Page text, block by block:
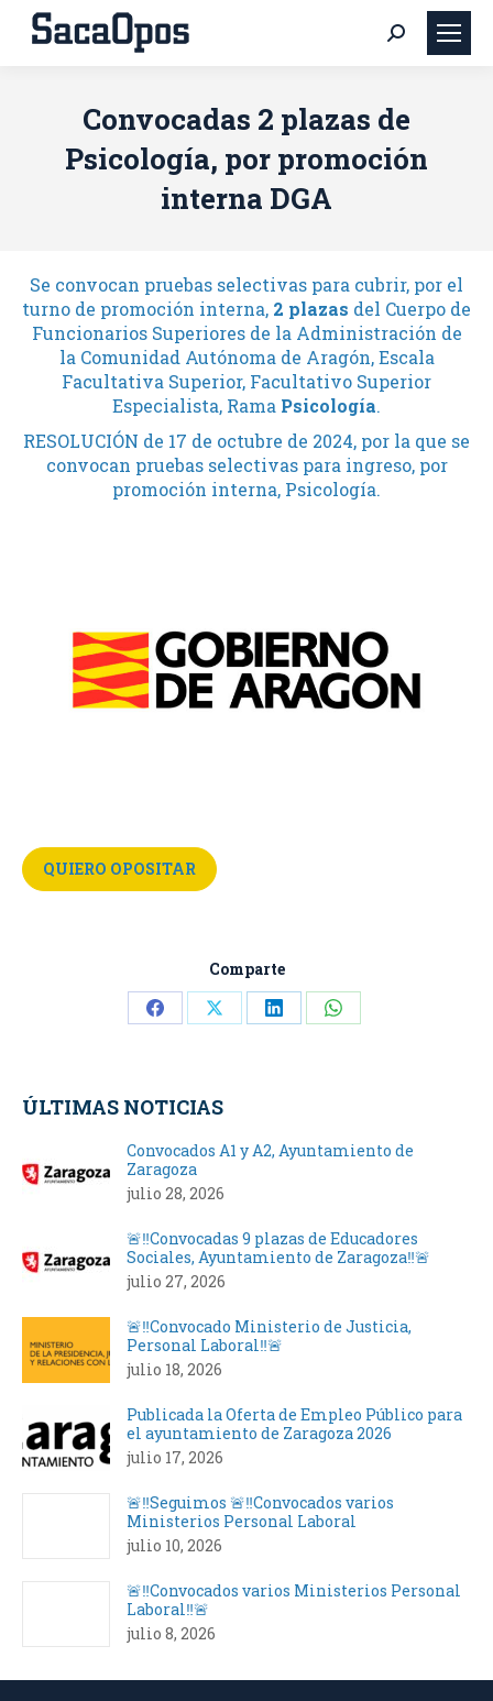
Buscar:
Convocadas 2 plazas de
Psicología, por promoción
interna DGA
Se convocan pruebas selectivas para cubrir, por el
turno de promoción interna, 2 plazas del Cuerpo de
Funcionarios Superiores de la Administración de
la Comunidad Autónoma de Aragón, Escala
Facultativa Superior, Facultativo Superior
Especialista, Rama Psicología.
RESOLUCIÓN de 17 de octubre de 2024, por la que se
convocan pruebas selectivas para ingreso, por
promoción interna, Psicología.
QUIERO OPOSITAR
Comparte
Share Share Share Share
ÚLTIMAS NOTICIAS
Convocados A1 y A2, Ayuntamiento de
Zaragoza
julio 28, 2026
🚨‼️Convocadas 9 plazas de Educadores
Sociales, Ayuntamiento de Zaragoza‼️🚨
julio 27, 2026
🚨‼️Convocado Ministerio de Justicia,
Personal Laboral‼️🚨
julio 18, 2026
Publicada la Oferta de Empleo Público para
el ayuntamiento de Zaragoza 2026
julio 17, 2026
🚨‼️Seguimos 🚨‼️Convocados varios
Ministerios Personal Laboral
julio 10, 2026
🚨‼️Convocados varios Ministerios Personal
Laboral‼️🚨
julio 8, 2026